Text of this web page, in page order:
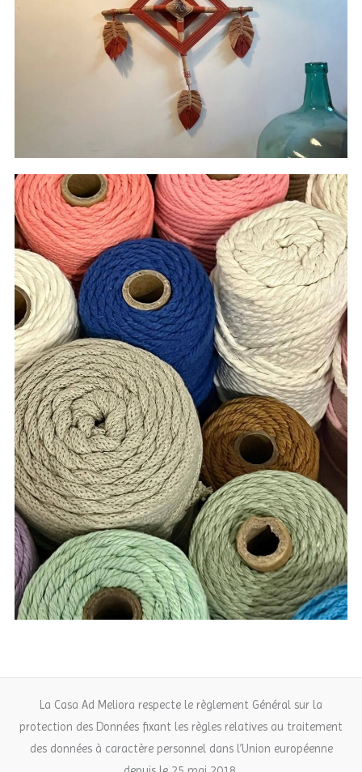
La Casa Ad Meliora respecte le règlement Général sur la
protection des Données fixant les règles relatives au traitement
des données à caractère personnel dans l’Union européenne